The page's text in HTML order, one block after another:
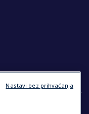
Nastavi bez prihvaćanja